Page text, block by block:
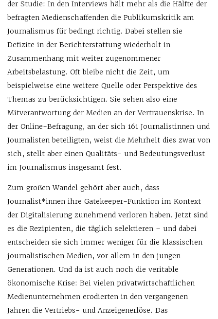
der Studie: In den Interviews hält mehr als die Hälfte der
befragten Medienschaffenden die Publikumskritik am
Journalismus für bedingt richtig. Dabei stellen sie
Defizite in der Berichterstattung wiederholt in
Zusammenhang mit weiter zugenommener
Arbeitsbelastung. Oft bleibe nicht die Zeit, um
beispielweise eine weitere Quelle oder Perspektive des
Themas zu berücksichtigen. Sie sehen also eine
Mitverantwortung der Medien an der Vertrauenskrise. In
der Online-Befragung, an der sich 161 Journalistinnen und
Journalisten beteiligten, weist die Mehrheit dies zwar von
sich, stellt aber einen Qualitäts- und Bedeutungsverlust
im Journalismus insgesamt fest.
Zum großen Wandel gehört aber auch, dass
Journalist*innen ihre Gatekeeper-Funktion im Kontext
der Digitalisierung zunehmend verloren haben. Jetzt sind
es die Rezipienten, die täglich selektieren – und dabei
entscheiden sie sich immer weniger für die klassischen
journalistischen Medien, vor allem in den jungen
Generationen. Und da ist auch noch die veritable
ökonomische Krise: Bei vielen privatwirtschaftlichen
Medienunternehmen erodierten in den vergangenen
Jahren die Vertriebs- und Anzeigenerlöse. Das